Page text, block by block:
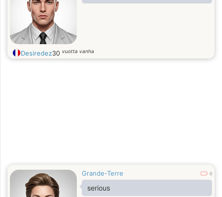
Desiredez30 vuotta vanha
Grande-Terre 0
serious